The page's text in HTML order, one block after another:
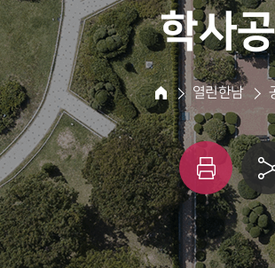
학사
HOME
열린한남
쇄
크
공